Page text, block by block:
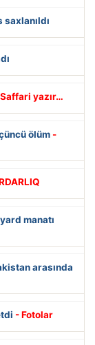
yazır…
ölüm -
manatı
arasında
- Fotolar